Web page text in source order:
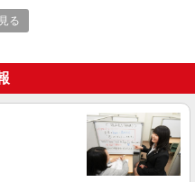
ン代含む)＞
＜最寄り：江木駅＞
な高齢者施設で看護師さん募
る